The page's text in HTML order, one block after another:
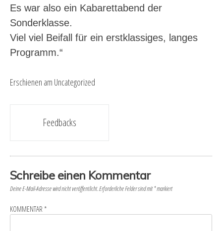
Es war also ein Kabarettabend der
Sonderklasse.
Viel viel Beifall für ein erstklassiges, langes
Programm.“
Erschienen am Uncategorized
Beitragsnavigation
Feedbacks
Schreibe einen Kommentar
Deine E-Mail-Adresse wird nicht veröffentlicht.Erforderliche Felder sind mit*markiert
KOMMENTAR *